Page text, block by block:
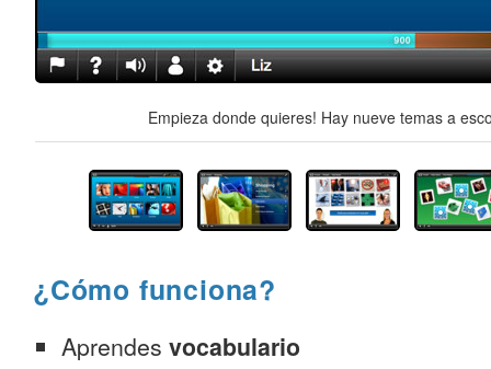
Empieza donde quieres! Hay nueve temas a
¿Cómo funciona?
Aprendes vocabulario